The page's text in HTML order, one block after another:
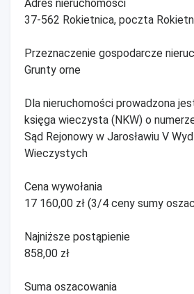
Adres nieruchomości
37-562 Rokietnica, poczta
Przeznaczenie gospodarcze
Grunty orne
Dla nieruchomości prowadzona
księga wieczysta (NKW) o
Sąd Rejonowy w Jarosławiu V
Wieczystych
Cena wywołania
17 160,00 zł (3/4 ceny sumy
Najniższe postąpienie
858,00 zł
Suma oszacowania